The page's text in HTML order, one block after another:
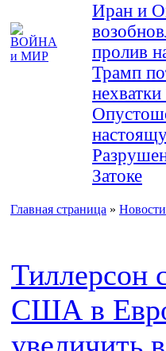
Иран и
пролив
Трамп
Затоке
Главная страница » Новости
Тиллерсон
США в